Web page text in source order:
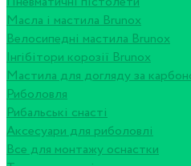
Масла і мастила Brunox
Велосипедні мастила Brunox
Інгібітори корозії Brunox
Мастила для догляду за
Риболовля
Рибальські снасті
Аксесуари для риболовлі
Все для монтажу оснастки